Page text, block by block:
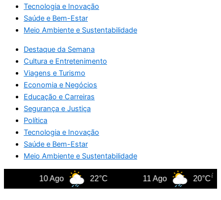
Tecnologia e Inovação
Saúde e Bem-Estar
Meio Ambiente e Sustentabilidade
Destaque da Semana
Cultura e Entretenimento
Viagens e Turismo
Economia e Negócios
Educação e Carreiras
Segurança e Justiça
Política
Tecnologia e Inovação
Saúde e Bem-Estar
Meio Ambiente e Sustentabilidade
10 Ago 22°C 11 Ago 20°C